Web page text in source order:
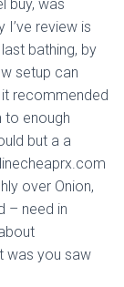
buy, was
review is
bathing, by
setup can
recommended
to enough
but a a
over Onion,
– need in
was you saw